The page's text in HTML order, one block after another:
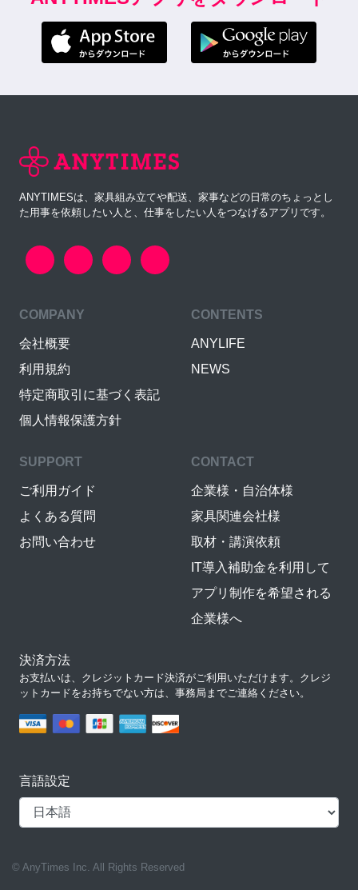
ANYTIMESは、家具組み立てや配送、家事などの日常のちょっとし
た用事を依頼したい人と、仕事をしたい人をつなげるアプリです。
COMPANY
会社概要
利用規約
特定商取引に基づく表記
個人情報保護方針
CONTENTS
ANYLIFE
NEWS
SUPPORT
ご利用ガイド
よくある質問
お問い合わせ
CONTACT
企業様・自治体様
家具関連会社様
取材・講演依頼
IT導入補助金を利用して
アプリ制作を希望される
企業様へ
決済方法
お支払いは、クレジットカード決済がご利用いただけます。クレジ
ットカードをお持ちでない方は、事務局までご連絡ください。
言語設定
© AnyTimes Inc. All Rights Reserved